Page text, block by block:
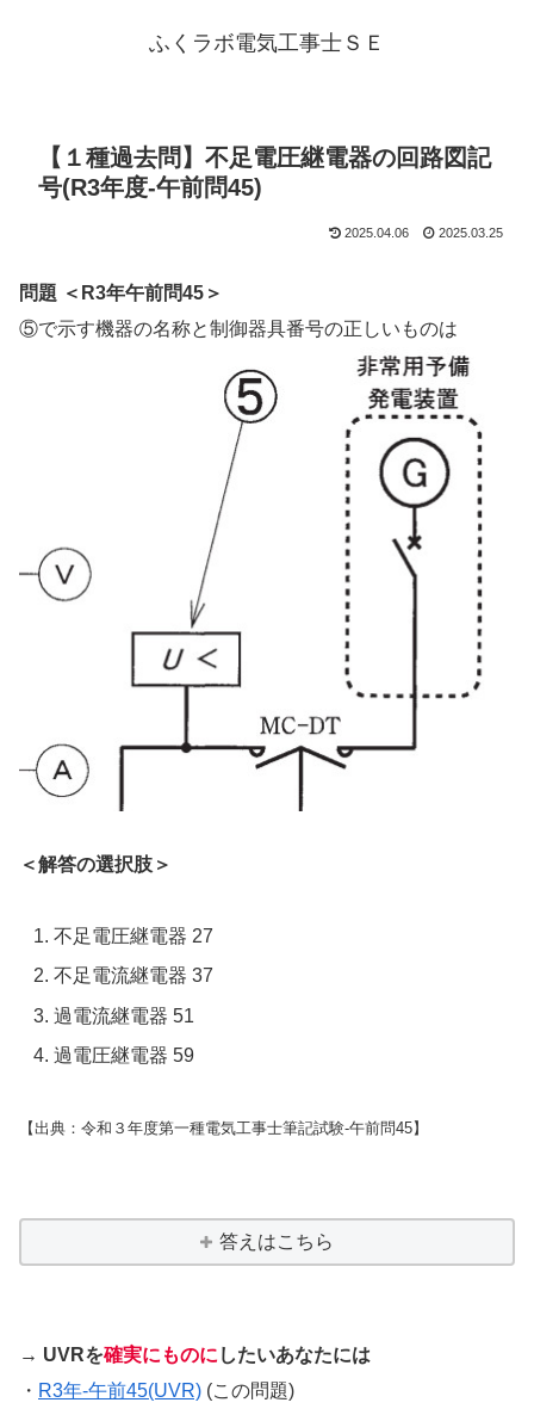
ふくラボ電気工事士ＳＥ
【１種過去問】不足電圧継電器の回路図記
号(R3年度-午前問45)
2025.04.06 2025.03.25
問題 ＜R3年午前問45＞
⑤で示す機器の名称と制御器具番号の正しいものは
＜解答の選択肢＞
不足電圧継電器 27
不足電流継電器 37
過電流継電器 51
過電圧継電器 59
【出典：令和３年度第一種電気工事士筆記試験-午前問45】
答えはこちら
→ UVRを確実にものに したいあなたには
・ R3年-午前45(UVR) (この問題)